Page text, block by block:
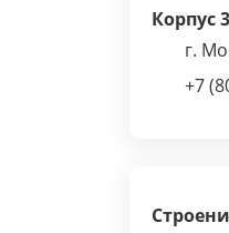
Корпус
г.
+7